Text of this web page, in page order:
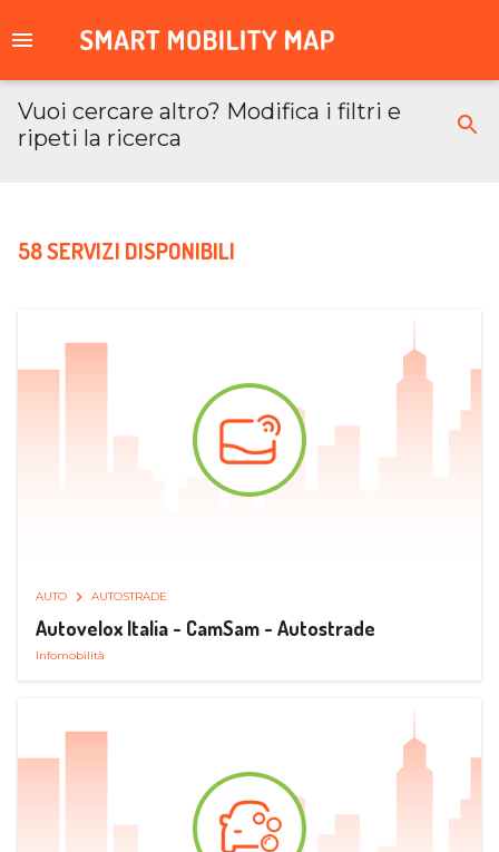
Vuoi cercare altro? Modifica i filtri e
ripeti la ricerca
58 SERVIZI DISPONIBILI
AUTO AUTOSTRADE
Autovelox Italia - CamSam - Autostrade
Infomobilità